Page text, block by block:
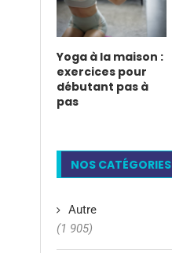
Yoga à la maison :
exercices pour
débutant pas à
pas
NOS CATÉGORIES
Autre
(1 905)